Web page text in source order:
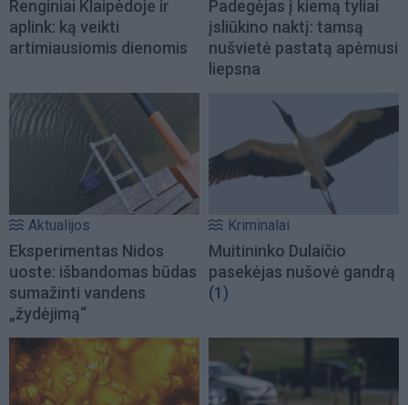
Renginiai Klaipėdoje ir
aplink: ką veikti
artimiausiomis dienomis
Padegėjas į kiemą tyliai
įsliūkino naktį: tamsą
nušvietė pastatą apėmusi
liepsna
Aktualijos
Eksperimentas Nidos
uoste: išbandomas būdas
sumažinti vandens
„žydėjimą“
Kriminalai
Muitininko Dulaičio
pasekėjas nušovė gandrą
(1)